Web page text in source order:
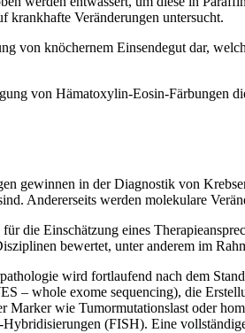
krankhafte Veränderungen untersucht.
von knöchernem Einsendegut dar,
von Hämatoxylin-Eosin-Färbungen
gewinnen in der Diagnostik von
Andererseits werden molekulare
die Einschätzung eines
bewertet, unter anderem im
wird fortlaufend nach dem
– whole exome sequencing), die
Marker wie Tumormutationslast oder
(FISH). Eine